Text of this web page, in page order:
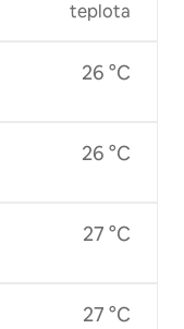
teplota
26 °C
26 °C
27 °C
27 °C